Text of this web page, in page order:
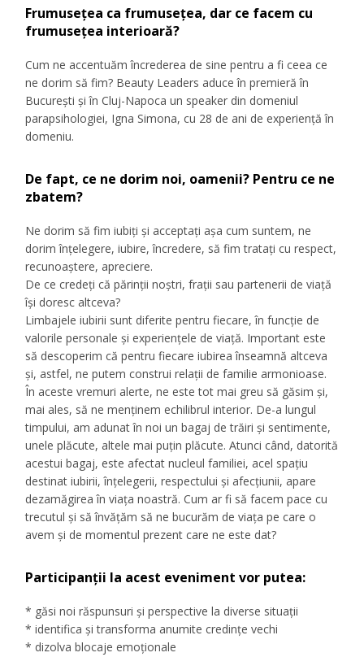
Frumusețea ca frumusețea, dar ce facem cu
frumusețea interioară?
Cum ne accentuăm încrederea de sine pentru a fi ceea ce
ne dorim să fim? Beauty Leaders aduce în premieră în
București și în Cluj-Napoca un speaker din domeniul
parapsihologiei, Igna Simona, cu 28 de ani de experiență în
domeniu.
De fapt, ce ne dorim noi, oamenii? Pentru ce ne
zbatem?
Ne dorim să fim iubiți și acceptați așa cum suntem, ne
dorim înțelegere, iubire, încredere, să fim tratați cu respect,
recunoaștere, apreciere.
De ce credeți că părinții noștri, frații sau partenerii de viață
își doresc altceva?
Limbajele iubirii sunt diferite pentru fiecare, în funcție de
valorile personale și experiențele de viață. Important este
să descoperim că pentru fiecare iubirea înseamnă altceva
și, astfel, ne putem construi relații de familie armonioase.
În aceste vremuri alerte, ne este tot mai greu să găsim și,
mai ales, să ne menținem echilibrul interior. De-a lungul
timpului, am adunat în noi un bagaj de trăiri și sentimente,
unele plăcute, altele mai puțin plăcute. Atunci când, datorită
acestui bagaj, este afectat nucleul familiei, acel spațiu
destinat iubirii, înțelegerii, respectului și afecțiunii, apare
dezamăgirea în viața noastră. Cum ar fi să facem pace cu
trecutul și să învățăm să ne bucurăm de viața pe care o
avem și de momentul prezent care ne este dat?
Participanții la acest eveniment vor putea:
* găsi noi răspunsuri și perspective la diverse situații
* identifica şi transforma anumite credințe vechi
* dizolva blocaje emoționale